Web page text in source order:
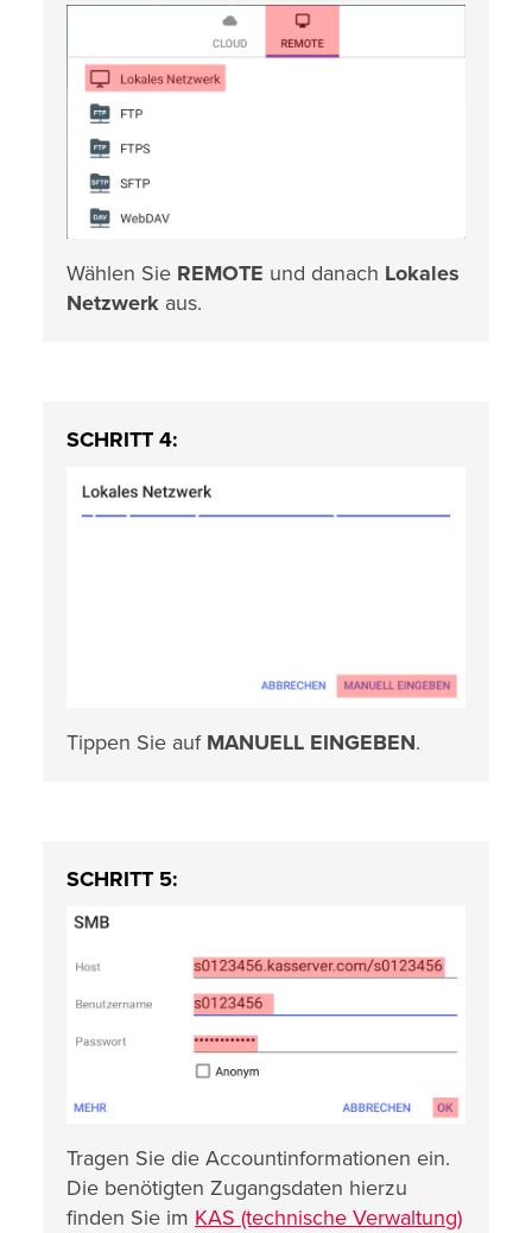
Wählen Sie REMOTE und danach Lokales
Netzwerk aus.
SCHRITT 4:
Tippen Sie auf MANUELL EINGEBEN.
SCHRITT 5:
Tragen Sie die Accountinformationen ein.
Die benötigten Zugangsdaten hierzu
finden Sie im KAS (technische Verwaltung)